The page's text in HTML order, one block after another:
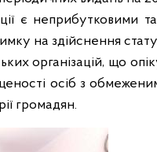
є неприбутковими
на здійснення
організацій, що
осіб з
громадян.